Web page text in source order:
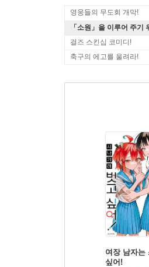
영웅들의 무도회 개막!
「소원」을 이루어 주기
걸즈 스킨십 코미디!
축구의 에고를 울려라!
여장 남자는
싶어!